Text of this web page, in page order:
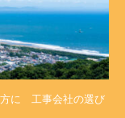
方に 工事会社の選び